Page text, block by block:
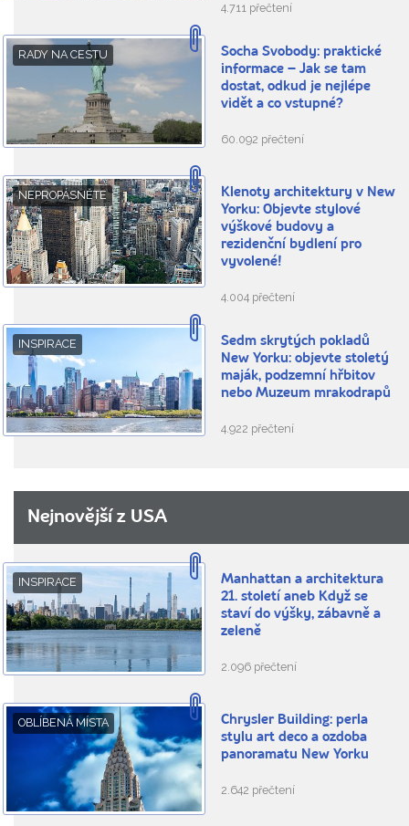
4.711 přečtení
RADY NA CESTU
Socha Svobody: praktické
informace – Jak se tam
dostat, odkud je nejlépe
vidět a co vstupné?
60.092 přečtení
NEPROPÁSNĚTE
Klenoty architektury v New
Yorku: Objevte stylové
výškové budovy a
rezidenční bydlení pro
vyvolené!
4.004 přečtení
INSPIRACE
Sedm skrytých pokladů
New Yorku: objevte stoletý
maják, podzemní hřbitov
nebo Muzeum mrakodrapů
4.922 přečtení
Nejnovější z USA
INSPIRACE
Manhattan a architektura
21. století aneb Když se
staví do výšky, zábavně a
zeleně
2.096 přečtení
OBLÍBENÁ MÍSTA
Chrysler Building: perla
stylu art deco a ozdoba
panoramatu New Yorku
2.642 přečtení